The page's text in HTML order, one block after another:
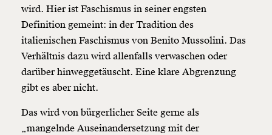
wird. Hier ist Faschismus in seiner engsten
Definition gemeint: in der Tradition des
italienischen Faschismus von Benito Mussolini. Das
Verhältnis dazu wird allenfalls verwaschen oder
darüber hinweggetäuscht. Eine klare Abgrenzung
gibt es aber nicht.
Das wird von bürgerlicher Seite gerne als
„mangelnde Auseinandersetzung mit der